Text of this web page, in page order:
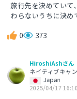
旅行先を決めていて
わらないうちに決め
0 373
HiroshiAshさん
ネイティブキャ
Japan
2025/04/17 16:10